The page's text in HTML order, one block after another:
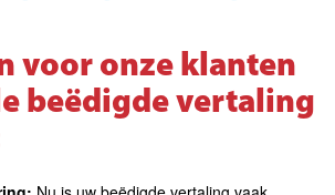
voor onze klanten
beëdigde vertaling